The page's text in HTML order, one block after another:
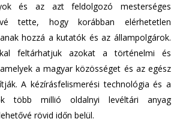
és az azt feldolgozó mesterséges
tette, hogy korábban elérhetetlen
hozzá a kutatók és az állampolgárok.
feltárhatjuk azokat a történelmi és
a magyar közösséget és az egész
A kézírásfelismerési technológia és a
több millió oldalnyi levéltári anyag
rövid időn belül.